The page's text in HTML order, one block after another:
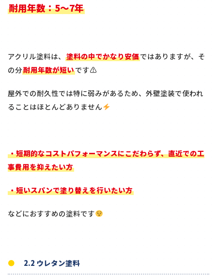
耐用年数：5～7年
アクリル塗料は、 塗料の中でかなり安価ではありますが、そ
の分耐用年数が短いです⚠
屋外での耐久性では特に弱みがあるため、外壁塗装で使われ
ることはほとんどありません
・短期的なコストパフォーマンスにこだわらず、直近での工
事費用を抑えたい方
・短いスパンで塗り替えを行いたい方
などにおすすめの塗料です
2.2 ウレタン塗料